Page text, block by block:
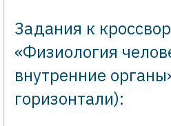
Задания к
«Физиология
внутренние
горизонтали):